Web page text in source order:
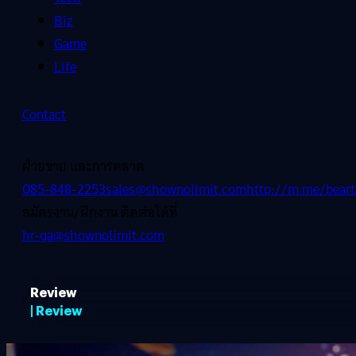
Biz
Game
Life
Contact
ฝ่ายขาย และการตลาด
085-848-2253sales@shownolimit.comhttp://m.me/
สมัครงาน/ฝึกงาน ติดต่อได้ที่
hr-ga@shownolimit.com
Review
| Review